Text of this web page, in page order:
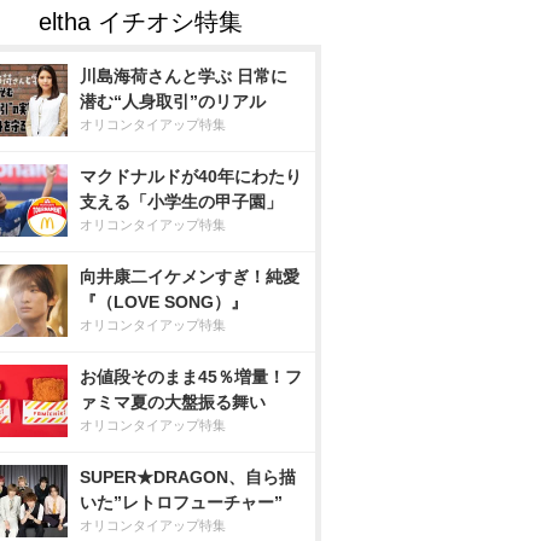
川島海荷さんと学ぶ 日常に
潜む“人身取引”のリアル
オリコンタイアップ特集
マクドナルドが40年にわたり
支える「小学生の甲子園」
オリコンタイアップ特集
向井康二イケメンすぎ！純愛
『（LOVE SONG）』
オリコンタイアップ特集
お値段そのまま45％増量！フ
ァミマ夏の大盤振る舞い
オリコンタイアップ特集
SUPER★DRAGON、自ら描
いた”レトロフューチャー”
オリコンタイアップ特集